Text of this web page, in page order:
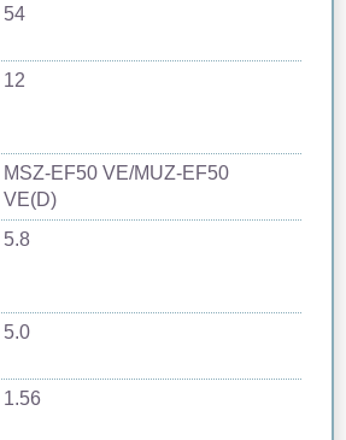
54
12
MSZ-EF50 VE/MUZ-EF50
VE(D)
5.8
5.0
1.56